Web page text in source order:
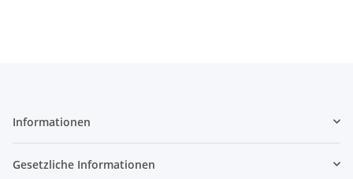
Informationen
Gesetzliche Informationen